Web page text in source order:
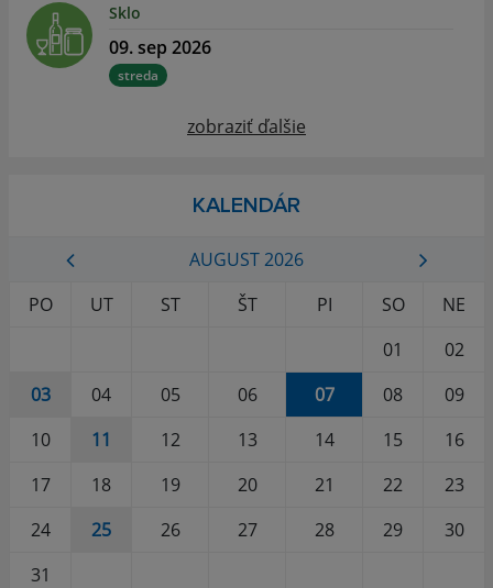
Sklo
09. sep 2026
streda
zobraziť ďalšie
KALENDÁR
AUGUST 2026
PO
UT ST ŠT PI SO
NE
01
02
03
04 05 06 07 08
09
10
11 12 13 14 15
16
17
18 19 20 21 22
23
24
25 26 27 28 29
30
31